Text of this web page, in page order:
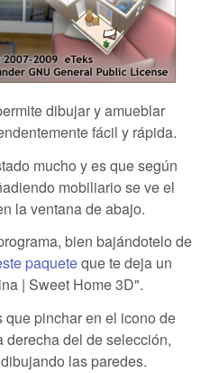
dibujar y amueblar
fácil y rápida.
mucho y es que según
mobiliario se ve el
la ventana de abajo.
bien bajándotelo de
paqueteque te deja un
| Sweet Home 3D".
que pinchar en el icono de
derecha del de selección,
las paredes.